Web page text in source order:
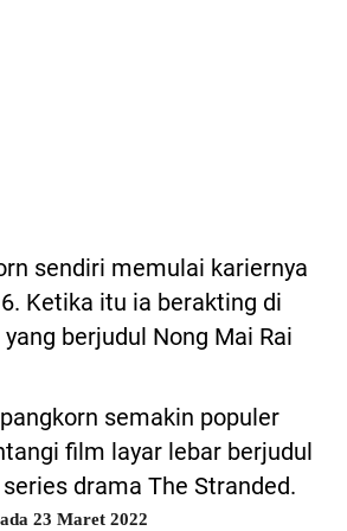
sendiri memulai kariernya
Ketika itu ia berakting di
berjudul Nong Mai Rai
semakin populer
film layar lebar berjudul
drama The Stranded.
23 Maret 2022